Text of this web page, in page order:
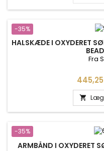
-35%
HALSKÆDE I OXYDERET
Fra
Pris
 Læg
-35%
ARMBÅND I OXYDERET